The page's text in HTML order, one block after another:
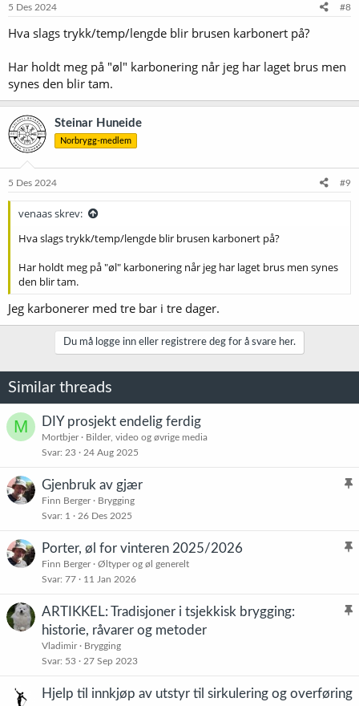
5 Des 2024 #8
Hva slags trykk/temp/lengde blir brusen karbonert på?
Har holdt meg på "øl" karbonering når jeg har laget brus men
synes den blir tam.
Steinar Huneide
Norbrygg-medlem
5 Des 2024 #9
venaas skrev:
Hva slags trykk/temp/lengde blir brusen karbonert på?
Har holdt meg på "øl" karbonering når jeg har laget brus men synes
den blir tam.
Jeg karbonerer med tre bar i tre dager.
Du må logge inn eller registrere deg for å svare her.
Similar threads
M DIY prosjekt endelig ferdig
Mortbjer
Bilder, video og øvrige media
Svar 23 24 Aug 2025
K
t
Gjenbruk av gjær
Finn Berger
Brygging
Svar 1 26 Des 2025
K
t
Porter, øl for vinteren 2025/2026
Finn Berger
Øltyper og øl generelt
Svar 77 11 Jan 2026
K
r
ARTIKKEL: Tradisjoner i tsjekkisk brygging:
historie, råvarer og metoder
Vladimir
Brygging
Svar 53 27 Sep 2023
Hjelp til innkjøp av utstyr til sirkulering og overføring